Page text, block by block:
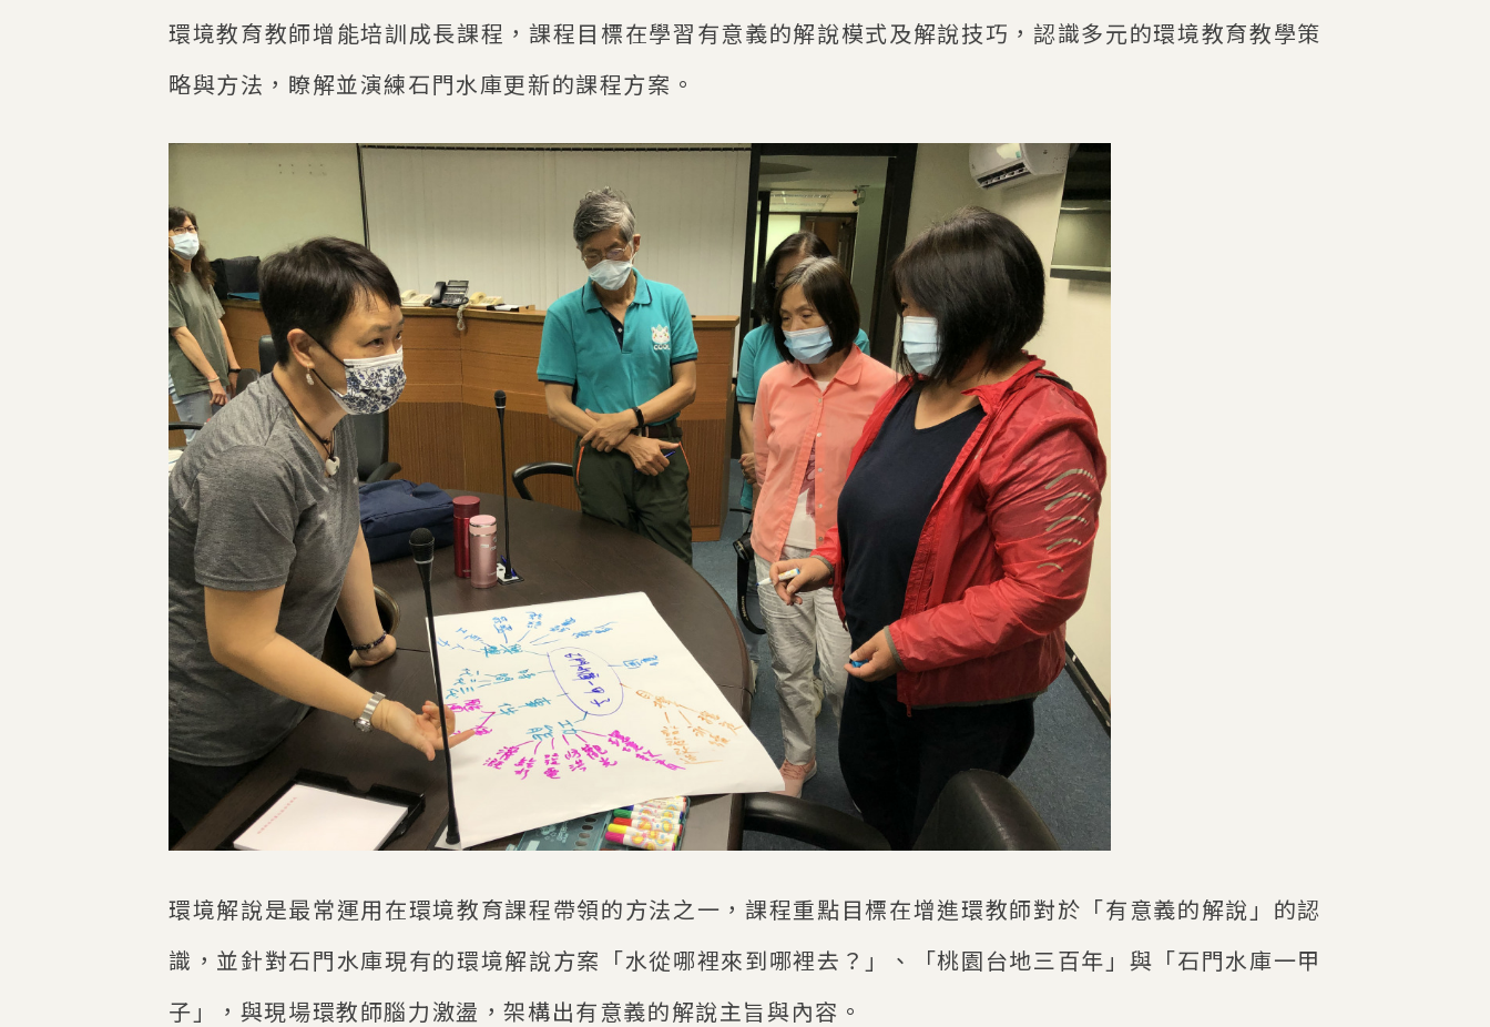
環境教育教師增能培訓成長課程，課程目標在學習有意義的解說模式及解說技巧，認識多元的環境教育教學策
略與方法，瞭解並演練石門水庫更新的課程方案。
環境解說是最常運用在環境教育課程帶領的方法之一，課程重點目標在增進環教師對於「有意義的解說」的認
識，並針對石門水庫現有的環境解說方案「水從哪裡來到哪裡去？」、「桃園台地三百年」與「石門水庫一甲
子」，與現場環教師腦力激盪，架構出有意義的解說主旨與內容。